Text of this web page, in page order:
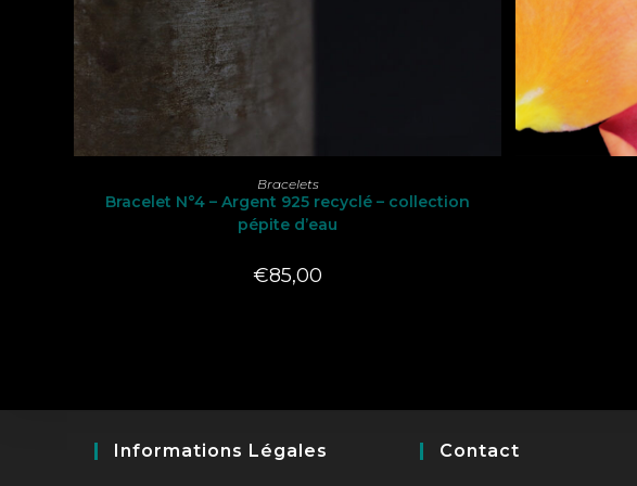
LIRE LA SUITE
Bracelets
Bracelet N°4 – Argent 925 recyclé – collection
pépite d’eau
€85,00
Informations Légales Contact